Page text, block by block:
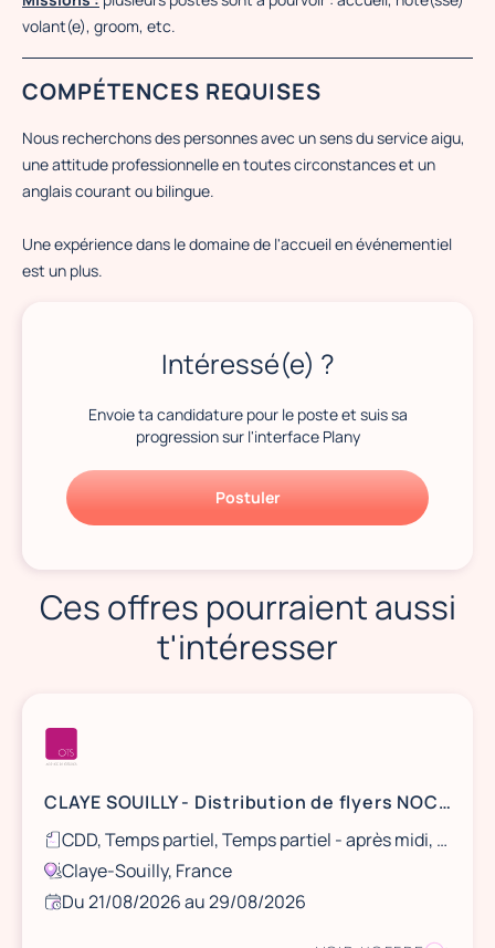
volant(e), groom, etc.
COMPÉTENCES REQUISES
Nous recherchons des personnes avec un sens du service aigu,
une attitude professionnelle en toutes circonstances et un
anglais courant ou bilingue.
Une expérience dans le domaine de l'accueil en événementiel
est un plus.
Intéressé(e) ?
Envoie ta candidature pour le poste et suis sa
progression sur l'interface Plany
Postuler
Ces offres pourraient aussi
t'intéresser
CLAYE SOUILLY - Distribution de flyers NOCIBÉ - 21 et 22 août / 28 et 29 août
CDD, Temps partiel, Temps partiel - après midi, Ponctuel
Claye-Souilly, France
Du 21/08/2026 au 29/08/2026